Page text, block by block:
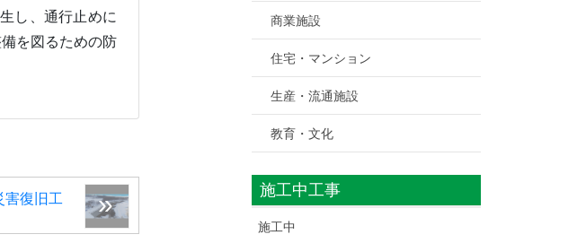
し、通行止めに
を図るための防
復旧工
商業施設
住宅・マンション
生産・流通施設
教育・文化
施工中工事
施工中